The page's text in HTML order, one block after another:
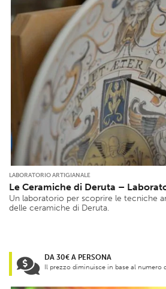
LABORATORIO ARTIGIANALE
Le Ceramiche di Deruta –
Un laboratorio per scoprire le tecniche
delle ceramiche di Deruta.
DA 30€ A PERSONA
Il prezzo diminuisce in base al numero